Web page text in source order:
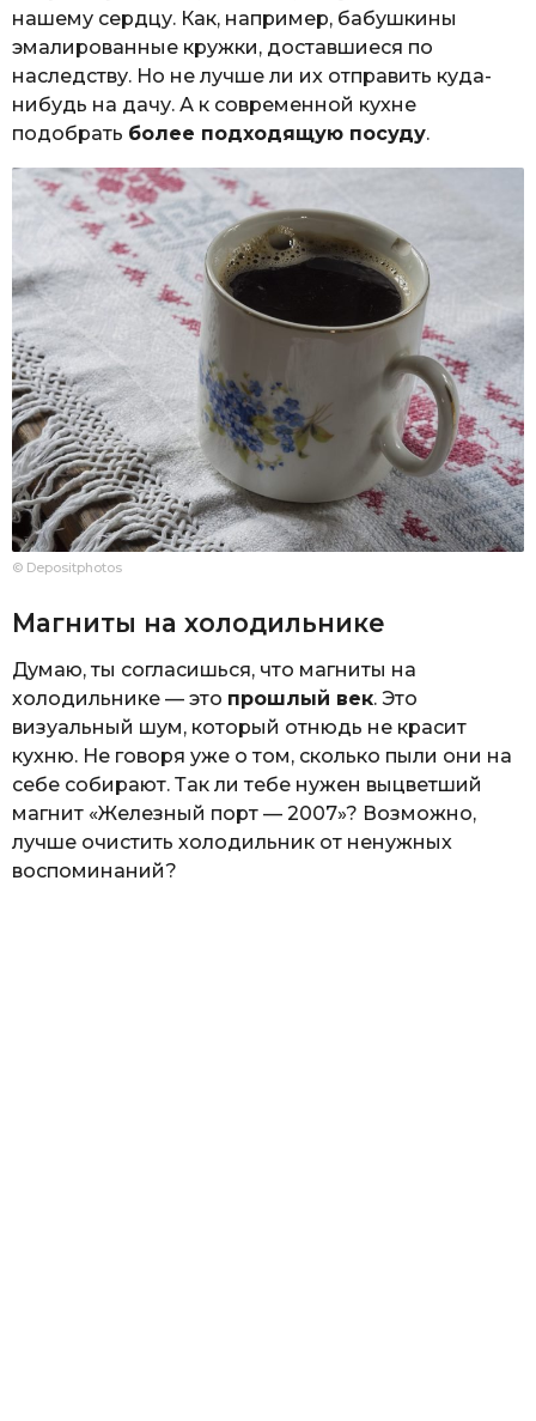
нашему сердцу. Как, например, бабушкины
эмалированные кружки, доставшиеся по
наследству. Но не лучше ли их отправить куда-
нибудь на дачу. А к современной кухне
подобрать более подходящую посуду.
© Depositphotos
Магниты на холодильнике
Думаю, ты согласишься, что магниты на
холодильнике — это прошлый век. Это
визуальный шум, который отнюдь не красит
кухню. Не говоря уже о том, сколько пыли они на
себе собирают. Так ли тебе нужен выцветший
магнит «Железный порт — 2007»? Возможно,
лучше очистить холодильник от ненужных
воспоминаний?